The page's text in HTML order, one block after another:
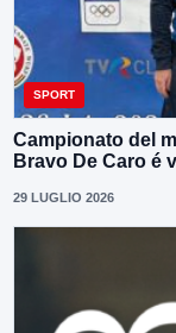
SPORT
Campionato del
Bravo De Caro é
29 LUGLIO 2026